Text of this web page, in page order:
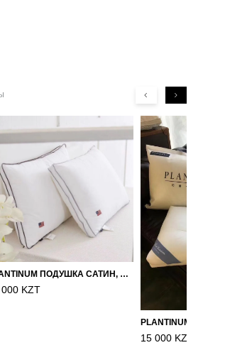
PLANTINUM ПОДУШКА САТИН, ШЕЛК 50Х70
KZT
15 000 KZT